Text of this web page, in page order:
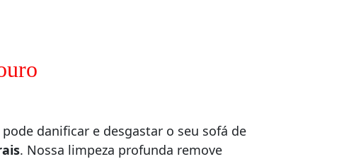
danificar e desgastar o seu sofá de
. Nossa limpeza profunda remove